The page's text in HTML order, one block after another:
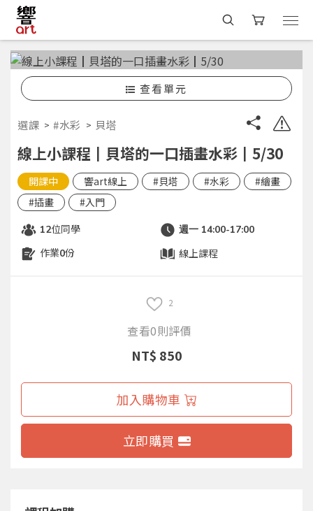
查看單元
選課 #水彩 貝塔
線上小課程┃貝塔的一口插畫水彩┃5/30
開課中 響art線上 #貝塔 #水彩
#繪畫
#插畫
#入門
12位同學 週一 14:00-17:00
作業0份 線上課程
2
查看0則評價
NT$ 850
加入購物車
立即購買